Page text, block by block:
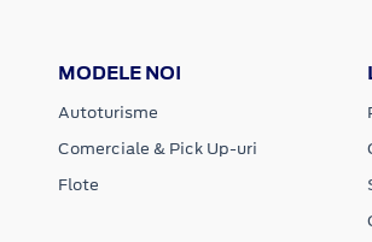
MODELE NOI
Autoturisme
Comerciale & Pick Up-uri
Flote